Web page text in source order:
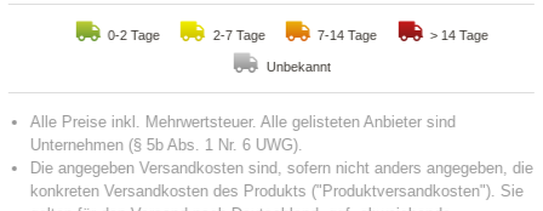
0-2 Tage 2-7 Tage 7-14 Tage > 14 Tage
Unbekannt